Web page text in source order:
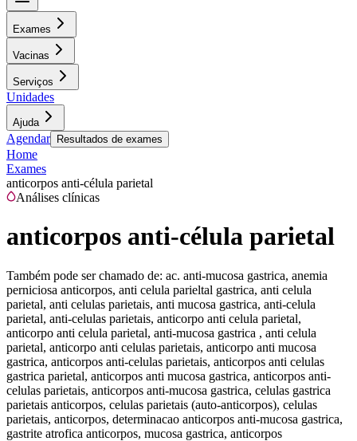
Exames
Vacinas
Serviços
Unidades
Ajuda
Agendar Resultados de exames
Home
Exames
anticorpos anti-célula parietal
Análises clínicas
anticorpos anti-célula parietal
Também pode ser chamado de: ac. anti-mucosa gastrica, anemia
perniciosa anticorpos, anti celula parieltal gastrica, anti celula
parietal, anti celulas parietais, anti mucosa gastrica, anti-celula
parietal, anti-celulas parietais, anticorpo anti celula parietal,
anticorpo anti celula parietal, anti-mucosa gastrica , anti celula
parietal, anticorpo anti celulas parietais, anticorpo anti mucosa
gastrica, anticorpos anti-celulas parietais, anticorpos anti celulas
gastrica parietal, anticorpos anti mucosa gastrica, anticorpos anti-
celulas parietais, anticorpos anti-mucosa gastrica, celulas gastrica
parietais anticorpos, celulas parietais (auto-anticorpos), celulas
parietais, anticorpos, determinacao anticorpos anti-mucosa gastrica,
gastrite atrofica anticorpos, mucosa gastrica, anticorpos